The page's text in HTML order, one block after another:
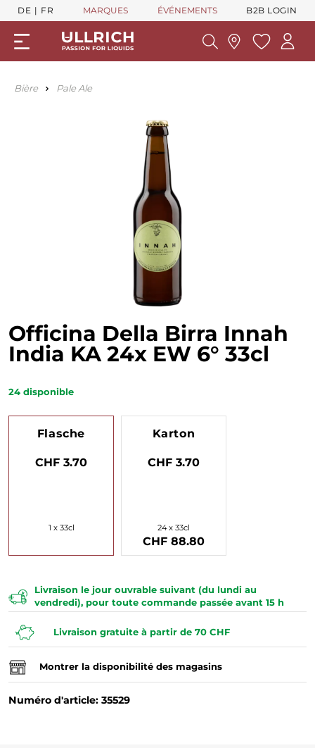
DE FR MARQUES ÉVÉNEMENTS B2B LOGIN
Bière Pale Ale
Officina Della Birra Innah
India KA 24x EW 6° 33cl
24 disponible
Flasche
CHF 3.70
1 x 33cl
Karton
CHF 3.70
24 x 33cl
CHF 88.80
Livraison le jour ouvrable suivant (du lundi au
vendredi), pour toute commande passée avant 15 h
Livraison gratuite à partir de 70 CHF
Montrer la disponibilité des magasins
Numéro d'article: 35529